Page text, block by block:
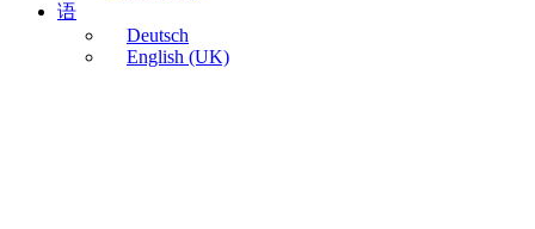
语
Deutsch
English (UK)